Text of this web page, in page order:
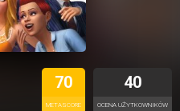
70
METASCORE
40
OCENA UŻYTKOWNIKÓW